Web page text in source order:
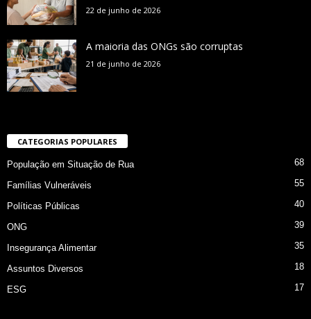
22 de junho de 2026
A maioria das ONGs são corruptas
21 de junho de 2026
CATEGORIAS POPULARES
População em Situação de Rua 68
Famílias Vulneráveis 55
Políticas Públicas 40
ONG 39
Insegurança Alimentar 35
Assuntos Diversos 18
ESG 17